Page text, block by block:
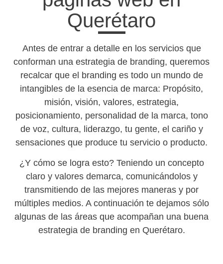
Querétaro
Antes de entrar a detalle en los servicios que
conforman una estrategia de branding, queremos
recalcar que el branding es todo un mundo de
intangibles de la esencia de marca: Propósito,
misión, visión, valores, estrategia,
posicionamiento, personalidad de la marca, tono
de voz, cultura, liderazgo, tu gente, el cariño y
sensaciones que produce tu servicio o producto.
¿Y cómo se logra esto? Teniendo un concepto
claro y valores demarca, comunicándolos y
transmitiendo de las mejores maneras y por
múltiples medios. A continuación te dejamos sólo
algunas de las áreas que acompañan una buena
estrategia de branding en Querétaro.